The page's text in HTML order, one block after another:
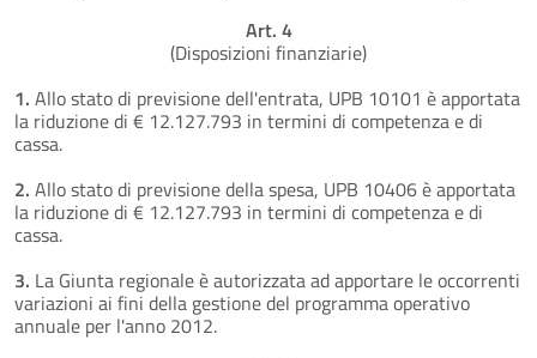
Art. 4
(Disposizioni finanziarie)
1. Allo stato di previsione dell'entrata, UPB 10101 è apportata
la riduzione di € 12.127.793 in termini di competenza e di
cassa.
2. Allo stato di previsione della spesa, UPB 10406 è apportata
la riduzione di € 12.127.793 in termini di competenza e di
cassa.
3. La Giunta regionale è autorizzata ad apportare le occorrenti
variazioni ai fini della gestione del programma operativo
annuale per l'anno 2012.